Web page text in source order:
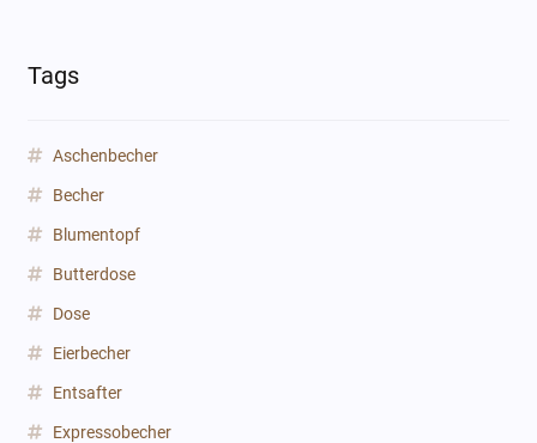
Tags
Aschenbecher
Becher
Blumentopf
Butterdose
Dose
Eierbecher
Entsafter
Expressobecher